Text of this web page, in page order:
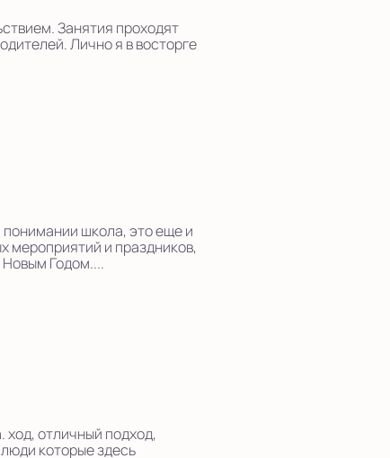
Занятия проходят
Лично я в восторге
понимании школа, это еще и
мероприятий и праздников,
Годом....
отличный подход,
которые здесь